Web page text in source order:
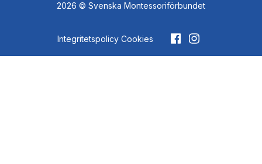
2026 © Svenska Montessoriförbundet
Integritetspolicy Cookies